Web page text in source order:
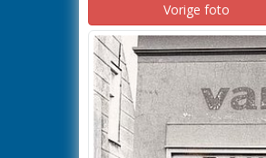
Vorige foto